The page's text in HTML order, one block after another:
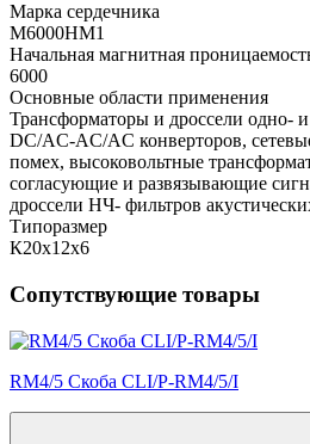
Марка сердечника
М6000НМ1
Начальная магнитная
6000
Основные области применения
Трансформаторы и дроссели одно-
DC/AC-AC/AC конверторов,
помех, высоковольтные
согласующие и развязывающие
дроссели НЧ- фильтров
Типоразмер
К20х12х6
Сопутствующие товары
RM4/5 Скоба CLI/P-RM4/5/I